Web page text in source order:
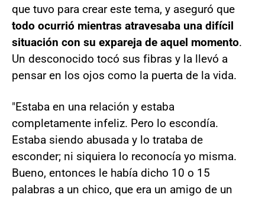
que tuvo para crear este tema, y aseguró que
todo ocurrió mientras atravesaba una difícil
situación con su expareja de aquel momento.
Un desconocido tocó sus fibras y la llevó a
pensar en los ojos como la puerta de la vida.
"Estaba en una relación y estaba
completamente infeliz. Pero lo escondía.
Estaba siendo abusada y lo trataba de
esconder; ni siquiera lo reconocía yo misma.
Bueno, entonces le había dicho 10 o 15
palabras a un chico, que era un amigo de un